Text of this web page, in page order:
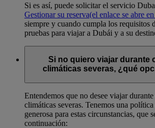
Si es así, puede solicitar el servicio
Gestionar su reserva(el enlace se abre
siempre y cuando cumpla los requisitos
pruebas para viajar a Dubái y a su
Si no quiero viajar durante
climáticas severas, ¿qué
Entendemos que no desee viajar
climáticas severas. Tenemos una
generosa para estas circunstancias, que
continuación: